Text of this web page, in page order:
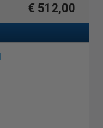
€ 512,00